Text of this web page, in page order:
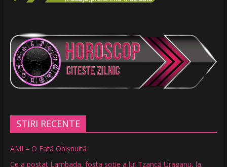
STIRI RECENTE
AMI – O Fată Obişnuită
Ce a postat Lambada, fosta soție a lui Tzancă Uraganu, la